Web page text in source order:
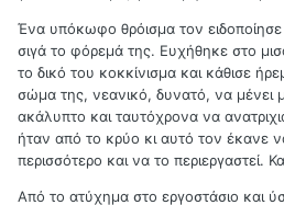
Ένα υπόκωφο θρόισμα τον ειδοποίησε
σιγά το φόρεμά της. Ευχήθηκε στο
το δικό του κοκκίνισμα και κάθισε
σώμα της, νεανικό, δυνατό, να μένει
ακάλυπτο και ταυτόχρονα να
ήταν από το κρύο κι αυτό τον έκανε
περισσότερο και να το περιεργαστεί.
Από το ατύχημα στο εργοστάσιο και